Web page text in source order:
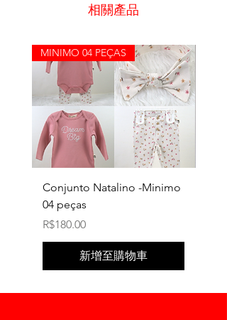
相關產品
MINIMO 04 PEÇAS
Conjunto Natalino -Minimo
04 peças
價格
R$180.00
新增至購物車